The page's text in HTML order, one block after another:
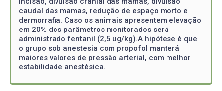
caudal das mamas, redução de espaço morto e
dermorrafia. Caso os animais apresentem elevação
em 20% dos parâmetros monitorados será
administrado fentanil (2,5 ug/kg).A hipótese é que
o grupo sob anestesia com propofol manterá
maiores valores de pressão arterial, com melhor
estabilidade anestésica.